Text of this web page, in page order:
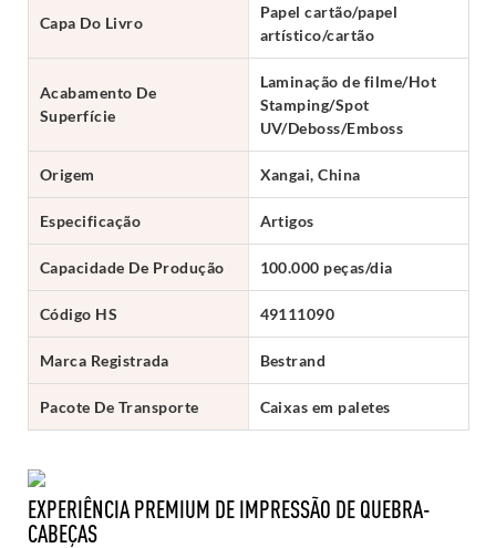
Capa Do Livro
Papel cartão/papel
artístico/cartão
Acabamento De
Superfície
Laminação de filme/Hot
Stamping/Spot
UV/Deboss/Emboss
Origem Xangai, China
Especificação Artigos
Capacidade De Produção 100.000 peças/dia
Código HS 49111090
Marca Registrada Bestrand
Pacote De Transporte Caixas em paletes
EXPERIÊNCIA PREMIUM DE IMPRESSÃO DE QUEBRA-
CABEÇAS